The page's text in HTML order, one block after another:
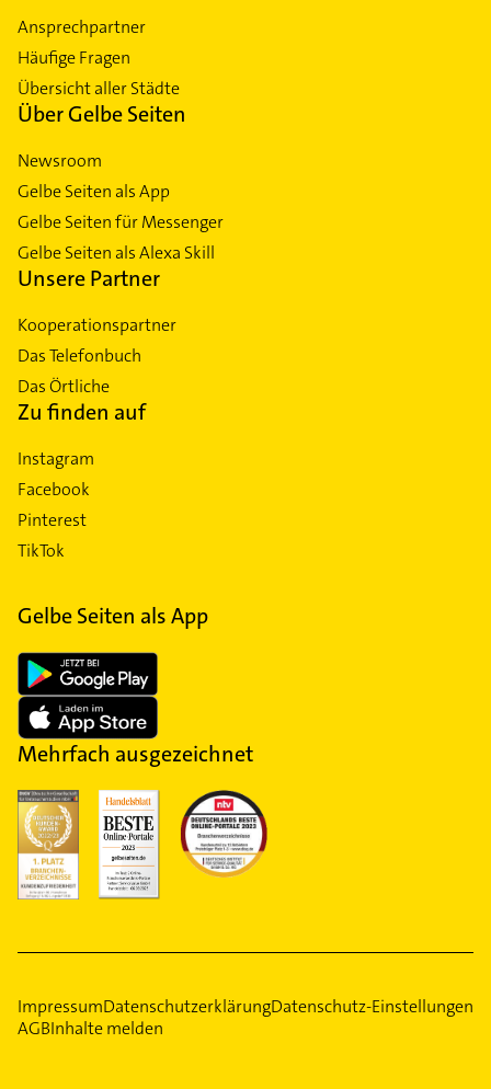
Ansprechpartner
Häufige Fragen
Übersicht aller Städte
Über Gelbe Seiten
Newsroom
Gelbe Seiten als App
Gelbe Seiten für Messenger
Gelbe Seiten als Alexa Skill
Unsere Partner
Kooperationspartner
Das Telefonbuch
Das Örtliche
Zu finden auf
Instagram
Facebook
Pinterest
TikTok
Gelbe Seiten als App
Mehrfach ausgezeichnet
ImpressumDatenschutzerklärungDatenschutz-Einstellungen
AGBInhalte melden